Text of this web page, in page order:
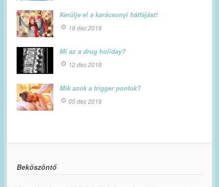
Kerülje el a karácsonyi hátfájást!
19 dec 2019
Mi az a drug holiday?
12 dec 2019
Mik azok a trigger pontok?
05 dec 2019
Beköszöntő